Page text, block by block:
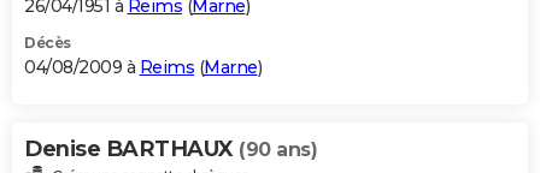
26/04/1951 à Reims (Marne)
Décès
04/08/2009 à Reims (Marne)
Denise BARTHAUX (90 ans)